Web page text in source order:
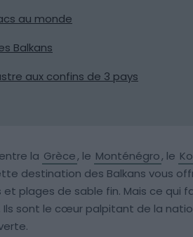
au monde
Balkans
aux confins de 3 pays
la Grèce, le Monténégro, le
destination des Balkans vous
plages de sable fin. Mais ce qui
Ils sont le cœur palpitant de la